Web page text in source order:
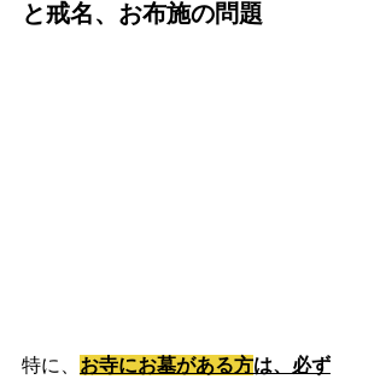
と戒名、お布施の問題
特に、 お寺にお墓がある方は、必ず